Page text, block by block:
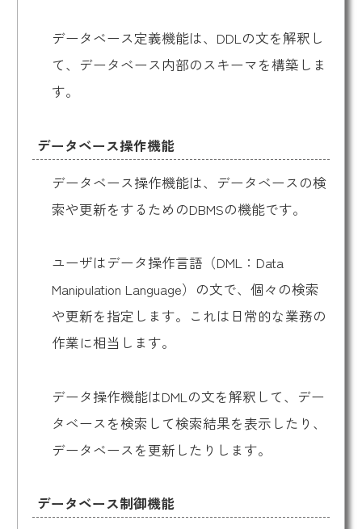
データベース定義機能は、DDLの文を解釈し
て、データベース内部のスキーマを構築しま
す。
データベース操作機能
データベース操作機能は、データベースの検
索や更新をするためのDBMSの機能です。
ユーザはデータ操作言語（DML：Data
Manipulation Language）の文で、個々の検索
や更新を指定します。これは日常的な業務の
作業に相当します。
データ操作機能はDMLの文を解釈して、デー
タベースを検索して検索結果を表示したり、
データベースを更新したりします。
データベース制御機能